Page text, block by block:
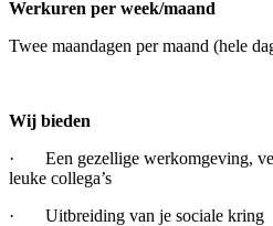
Werkuren per week/maand
Twee maandagen per maand (hele
Wij bieden
· Een gezellige werkomgeving,
leuke collega’s
· Uitbreiding van je sociale kring